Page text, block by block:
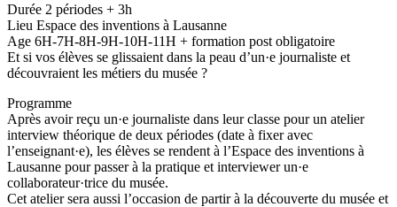
Durée 2 périodes + 3h
Lieu Espace des inventions à Lausanne
Age 6H-7H-8H-9H-10H-11H + formation post obligatoire
Et si vos élèves se glissaient dans la peau d’un·e journaliste et
découvraient les métiers du musée ?
Programme
Après avoir reçu un·e journaliste dans leur classe pour un atelier
interview théorique de deux périodes (date à fixer avec
l’enseignant·e), les élèves se rendent à l’Espace des inventions à
Lausanne pour passer à la pratique et interviewer un·e
collaborateur·trice du musée.
Cet atelier sera aussi l’occasion de partir à la découverte du musée et